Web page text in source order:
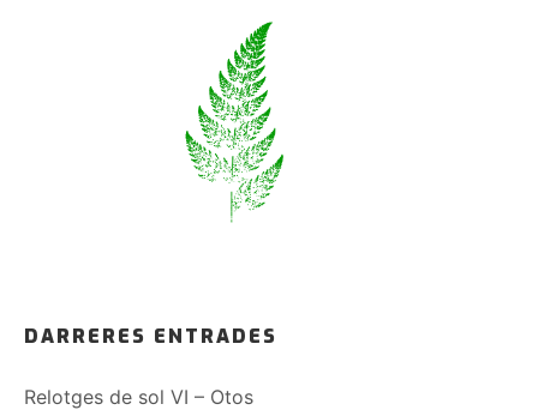
DARRERES ENTRADES
Relotges de sol VI – Otos